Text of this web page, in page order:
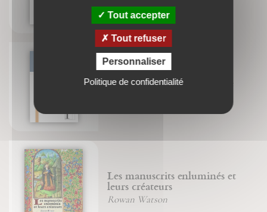
La Parousie et sa spiritualité
Les manuscrits enluminés et
leurs créateurs
Rowan Watson
Tout accepter
Tout refuser
Personnaliser
Politique de confidentialité